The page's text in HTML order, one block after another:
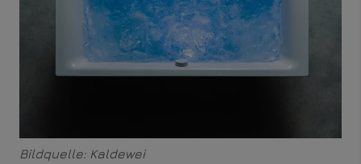
Bildquelle: Kaldewei